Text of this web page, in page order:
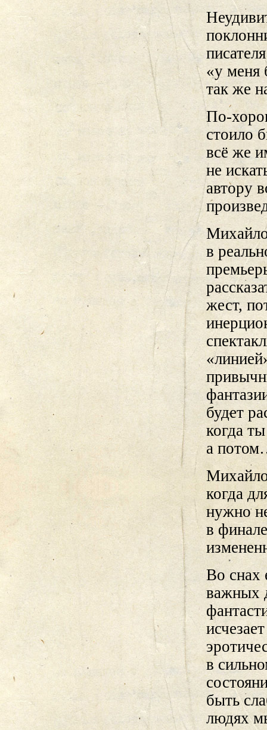
«у меня
так же
По-
стоило
всё же
не
автору
в
жест,
будет
когда
а
когда
нужно
в
Во снах
важных
в
быть
людях